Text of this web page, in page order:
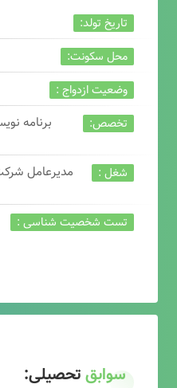
تاریخ تولد:
محل سکونت:
وضعیت ازدواج :
تخصص:
برنامه
شغل :
مدیرعامل
تست شخصیت شناسی :
سوابقتحصیلی: